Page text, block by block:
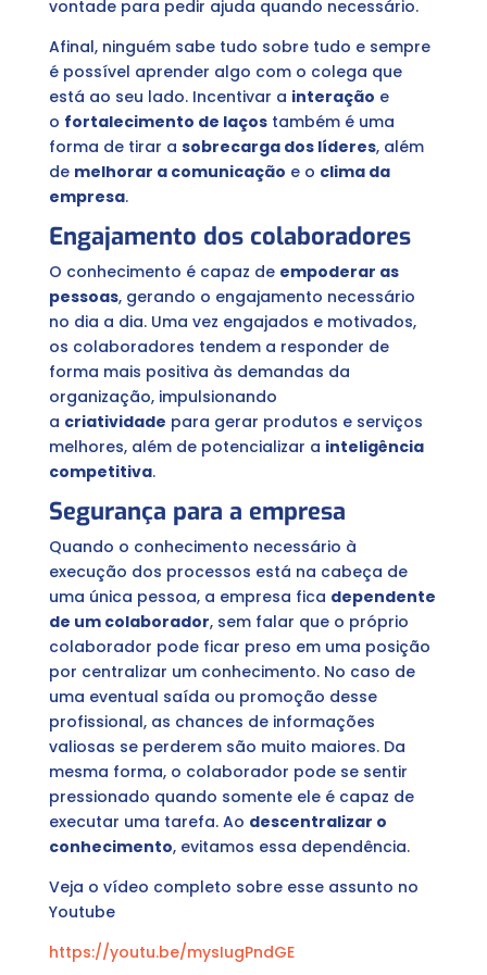
vontade para pedir ajuda quando necessário.
Afinal, ninguém sabe tudo sobre tudo e sempre
é possível aprender algo com o colega que
está ao seu lado. Incentivar a interação e
o fortalecimento de laçostambém é uma
forma de tirar a sobrecarga dos líderes, além
de melhorar a comunicação e o clima da
empresa.
Engajamento dos colaboradores
O conhecimento é capaz de empoderar as
pessoas, gerando o engajamento necessário
no dia a dia. Uma vez engajados e motivados,
os colaboradores tendem a responder de
forma mais positiva às demandas da
organização, impulsionando
a criatividade para gerar produtos e serviços
melhores, além de potencializar a inteligência
competitiva.
Segurança para a empresa
Quando o conhecimento necessário à
execução dos processos está na cabeça de
uma única pessoa, a empresa fica dependente
de um colaborador, sem falar que o próprio
colaborador pode ficar preso em uma posição
por centralizar um conhecimento. No caso de
uma eventual saída ou promoção desse
profissional, as chances de informações
valiosas se perderem são muito maiores. Da
mesma forma, o colaborador pode se sentir
pressionado quando somente ele é capaz de
executar uma tarefa. Ao descentralizar o
conhecimento, evitamos essa dependência.
Veja o vídeo completo sobre esse assunto no
Youtube
https://youtu.be/mysIugPndGE